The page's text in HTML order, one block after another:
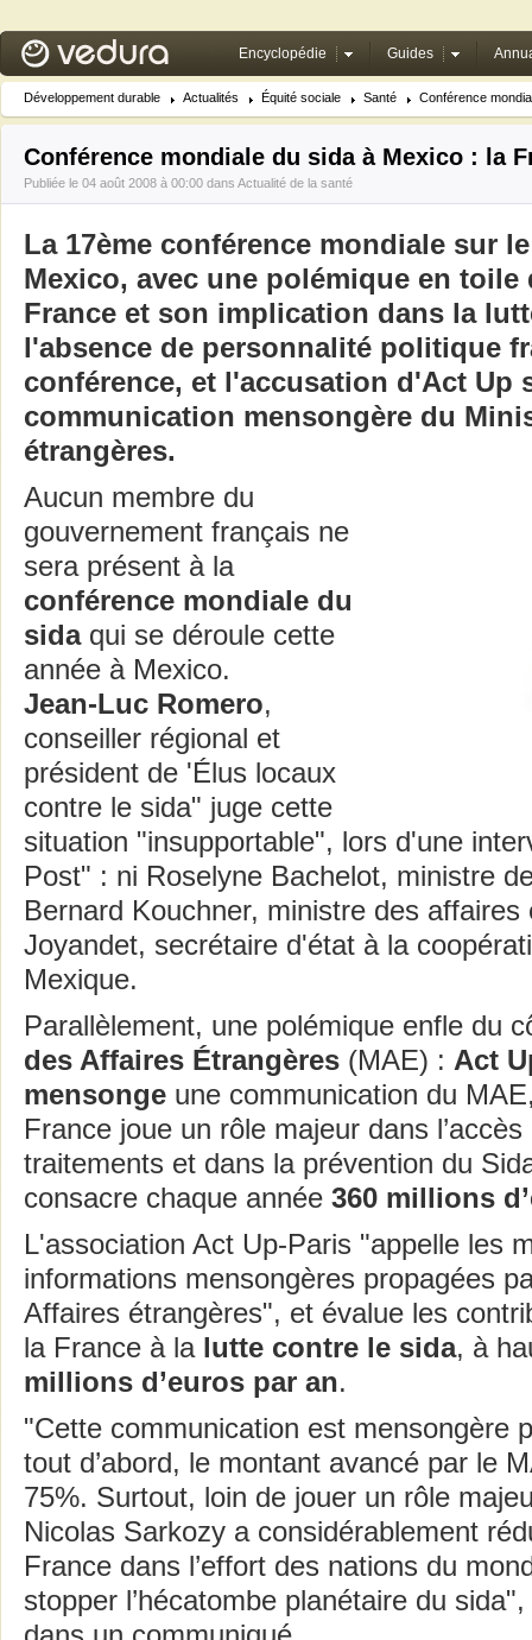
Encyclopédie Guides
Développement durable Actualités Équité sociale Santé Conférence
Conférence mondiale du sida à Mexico : la
Publiée le 04 août 2008 à 00:00 dans Actualité de la santé
La 17ème conférence mondiale sur
Mexico, avec une polémique en
France et son implication dans la
l'absence de personnalité politique
conférence, et l'accusation d'Act Up
communication mensongère du
étrangères.
Aucun membre du
gouvernement français ne
sera présent à la
conférence mondiale du
sidaqui se déroule cette
année à Mexico.
Jean-Luc Romero,
conseiller régional et
président de 'Élus locaux
contre le sida" juge cette
situation "insupportable", lors d'une
Post" : ni Roselyne Bachelot, ministre
Bernard Kouchner, ministre des affaires
Joyandet, secrétaire d'état à la
Mexique.
Parallèlement, une polémique enfle du
des Affaires Étrangères (MAE) : Act
mensonge une communication du
France joue un rôle majeur dans
traitements et dans la prévention du
consacre chaque année 360 millions
L'association Act Up-Paris "appelle les
informations mensongères propagées
Affaires étrangères", et évalue les
la France à la lutte contre le sida, à
millions d’euros par an.
"Cette communication est mensongère
tout d’abord, le montant avancé par le
75%. Surtout, loin de jouer un rôle
Nicolas Sarkozy a considérablement
France dans l’effort des nations du
stopper l’hécatombe planétaire du